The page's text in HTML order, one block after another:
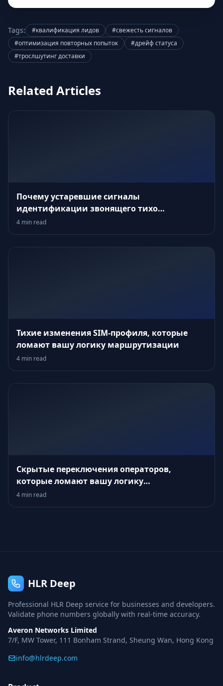
Tags: #квалификация лидов
#свежесть сигналов
#оптимизация повторных попыток
#дрейф статуса
#трослшутинг доставки
Related Articles
Почему устаревшие сигналы
идентификации звонящего тихо
подрывают ваш воронку
4 min read
Тихие изменения SIM‑профиля, которые
ломают вашу логику маршрутизации
4 min read
Скрытые переключения операторов,
которые ломают вашу логику
достижимости
4 min read
HLR Deep
Professional HLR Deep service for businesses and developers.
Validate phone numbers globally with real-time accuracy.
Averon Networks Limited
7/F, MW Tower, 111 Bonham Strand, Sheung Wan, Hong Kong
info@hlrdeep.com